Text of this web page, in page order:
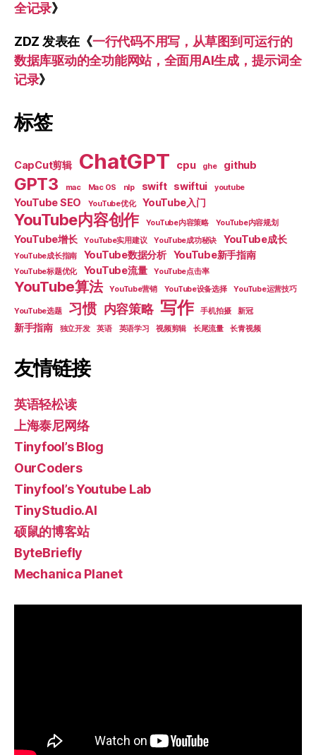
全记录》
ZDZ 发表在《一行代码不用写，从草图到可运行的
数据库驱动的全功能网站，全面用AI生成，提示词全
记录》
标签
CapCut剪辑 ChatGPT cpu ghe github
GPT3 mac Mac OS nlp swift swiftui youtube
YouTube SEO YouTube优化 YouTube入门
YouTube内容创作 YouTube内容策略 YouTube内容规划
YouTube增长 YouTube实用建议 YouTube成功秘诀 YouTube成长
YouTube成长指南 YouTube数据分析 YouTube新手指南
YouTube标题优化 YouTube流量 YouTube点击率
YouTube算法 YouTube营销 YouTube设备选择 YouTube运营技巧
YouTube选题 习惯 内容策略 写作 手机拍摄 新冠
新手指南 独立开发 英语 英语学习 视频剪辑 长尾流量 长青视频
友情链接
英语轻松读
上海泰尼网络
Tinyfool’s Blog
OurCoders
Tinyfool’s Youtube Lab
TinyStudio.AI
硕鼠的博客站
ByteBriefly
Mechanica Planet